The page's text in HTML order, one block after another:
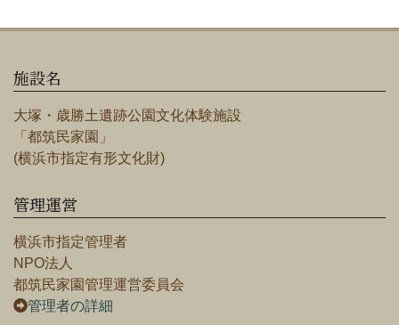
施設名
大塚・歳勝土遺跡公園文化体験施設
「都筑民家園」
(横浜市指定有形文化財)
管理運営
横浜市指定管理者
NPO法人
都筑民家園管理運営委員会
管理者の詳細